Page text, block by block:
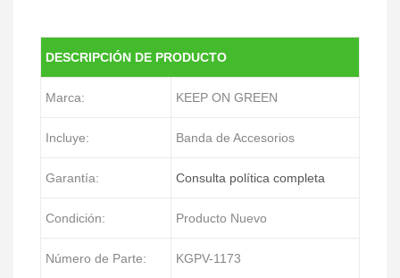
DESCRIPCIÓN DE PRODUCTO
Marca: KEEP ON GREEN
Incluye: Banda de Accesorios
Garantía: Consulta política completa
Condición: Producto Nuevo
Número de Parte: KGPV-1173